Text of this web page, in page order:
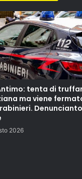
tenta di
ma viene
2026